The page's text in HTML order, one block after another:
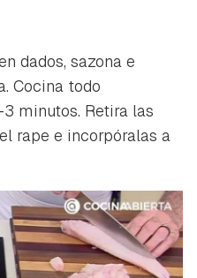
dados, sazona e
Cocina todo
minutos. Retira las
rape e incorpóralas a